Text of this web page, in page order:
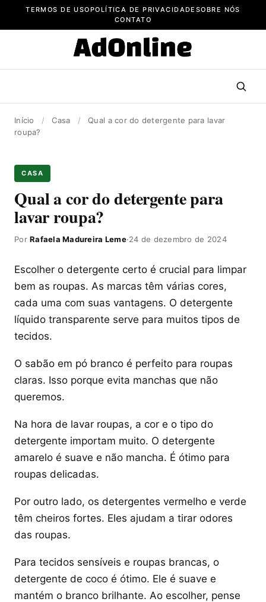
TERMOS DE USOPOLÍTICA DE PRIVACIDADE SOBRE NÓS
CONTATO
Início / Casa /
Qual a cor do detergente para lavar
roupa?
CASA
Qual a cor do detergente para
lavar roupa?
PorRafaela Madureira Leme·24 de dezembro de 2024
Escolher o detergente certo é crucial para limpar
bem as roupas. As marcas têm várias cores,
cada uma com suas vantagens. O detergente
líquido transparente serve para muitos tipos de
tecidos.
O sabão em pó branco é perfeito para roupas
claras. Isso porque evita manchas que não
queremos.
Na hora de lavar roupas, a cor e o tipo do
detergente importam muito. O detergente
amarelo é suave e não mancha. É ótimo para
roupas delicadas.
Por outro lado, os detergentes vermelho e verde
têm cheiros fortes. Eles ajudam a tirar odores
das roupas.
Para tecidos sensíveis e roupas brancas, o
detergente de coco é ótimo. Ele é suave e
mantém o branco brilhante. Ao escolher, pense